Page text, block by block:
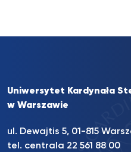
Uniwersytet Kardynała
w Warszawie
ul. Dewajtis 5, 01-815
tel. centrala 22 561 88 00